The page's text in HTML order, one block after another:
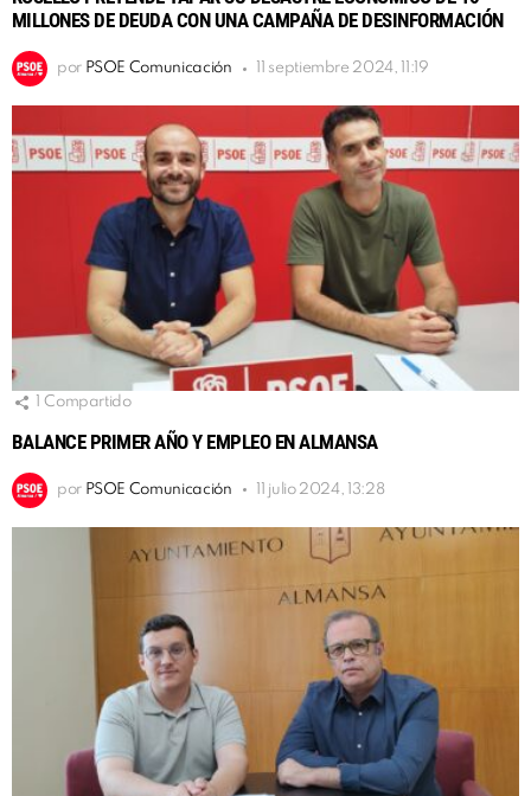
MILLONES DE DEUDA CON UNA CAMPAÑA DE DESINFORMACIÓN
por PSOE Comunicación 11 septiembre 2024, 11:19
Compartido
BALANCE PRIMER AÑO Y EMPLEO EN ALMANSA
por PSOE Comunicación 11 julio 2024, 13:28